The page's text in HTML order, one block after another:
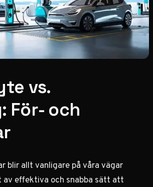
vs.
För- och
blir allt vanligare på våra vägar
av effektiva och snabba sätt att